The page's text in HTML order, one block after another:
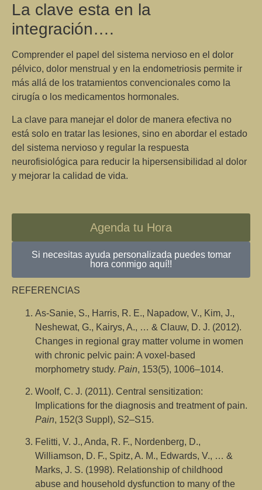
La clave esta en la
integración….
Comprender el papel del sistema nervioso en el dolor
pélvico, dolor menstrual y en la endometriosis permite ir
más allá de los tratamientos convencionales como la
cirugía o los medicamentos hormonales.
La clave para manejar el dolor de manera efectiva no
está solo en tratar las lesiones, sino en abordar el estado
del sistema nervioso y regular la respuesta
neurofisiológica para reducir la hipersensibilidad al dolor
y mejorar la calidad de vida.
Agenda tu Hora
Si necesitas ayuda personalizada puedes tomar
hora conmigo aquí!!
REFERENCIAS
As-Sanie, S., Harris, R. E., Napadow, V., Kim, J.,
Neshewat, G., Kairys, A., … & Clauw, D. J. (2012).
Changes in regional gray matter volume in women
with chronic pelvic pain: A voxel-based
morphometry study. Pain, 153(5), 1006–1014.​
Woolf, C. J. (2011). Central sensitization:
Implications for the diagnosis and treatment of pain.
Pain, 152(3 Suppl), S2–S15.​
Felitti, V. J., Anda, R. F., Nordenberg, D.,
Williamson, D. F., Spitz, A. M., Edwards, V., … &
Marks, J. S. (1998). Relationship of childhood
abuse and household dysfunction to many of the